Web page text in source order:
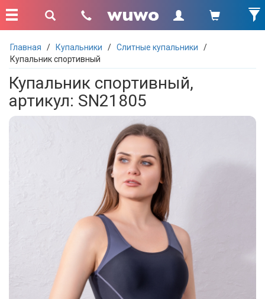
Главная / Купальники / Слитные купальники
/
Купальник спортивный
Купальник спортивный,
артикул: SN21805